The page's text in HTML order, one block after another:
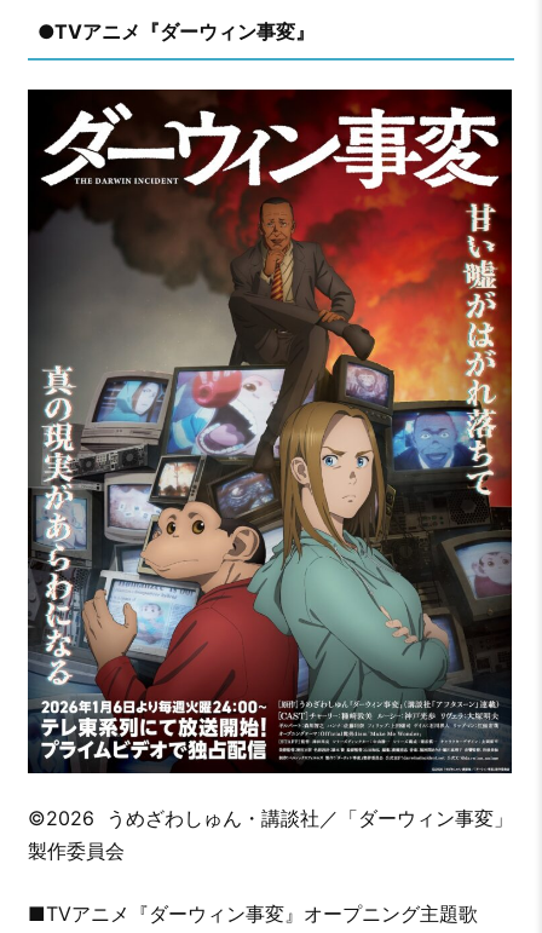
●TVアニメ『ダーウィン事変』
©2026 うめざわしゅん・講談社／「ダーウィン事変」
製作委員会
■TVアニメ『ダーウィン事変』オープニング主題歌